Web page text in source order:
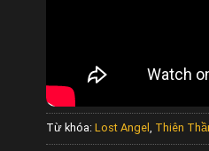
Từ khóa: Lost Angel Thiên